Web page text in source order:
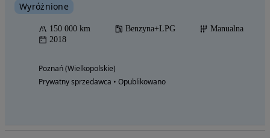
Wyróżnione
150 000 km Benzyna+LPG
Manualna
2018
Poznań (Wielkopolskie)
Prywatny sprzedawca • Opublikowano